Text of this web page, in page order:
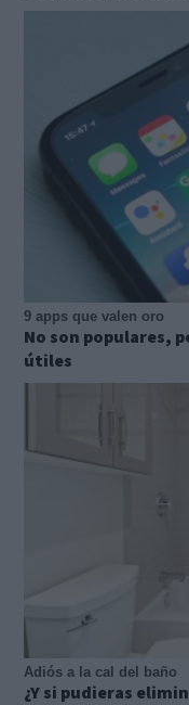
9 apps que valen oro
No son populares,
útiles
Adiós a la cal del baño
¿Y si pudieras